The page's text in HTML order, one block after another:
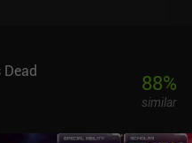
88%
similar